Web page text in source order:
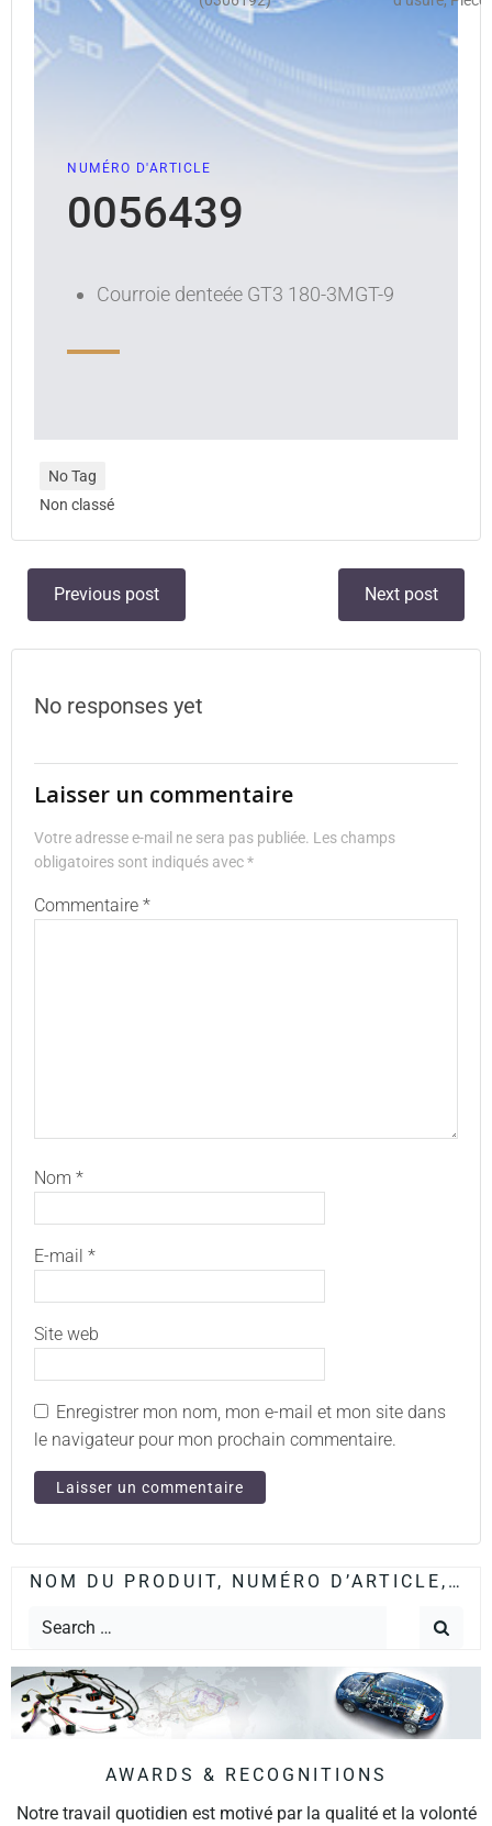
NUMÉRO D'ARTICLE
0056439
Courroie denteée GT3 180-3MGT-9
No Tag
Non classé
Previous post Next post
No responses yet
Laisser un commentaire
Votre adresse e-mail ne sera pas publiée. Les champs
obligatoires sont indiqués avec*
Commentaire *
Nom *
E-mail *
Site web
Enregistrer mon nom, mon e-mail et mon site dans
le navigateur pour mon prochain commentaire.
NOM DU PRODUIT, NUMÉRO D’ARTICLE,…
AWARDS & RECOGNITIONS
Notre travail quotidien est motivé par la qualité et la volonté